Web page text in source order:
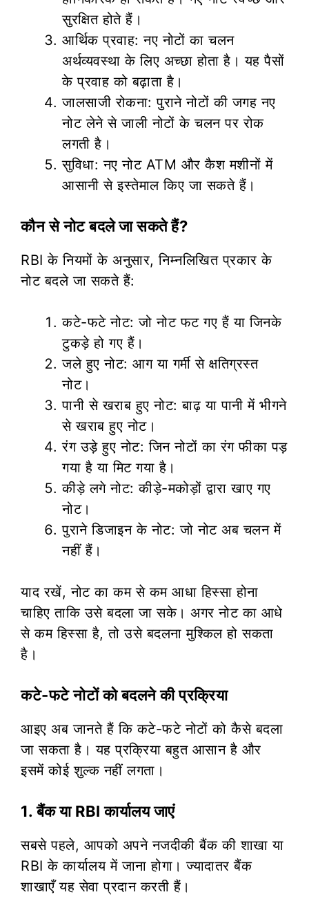
सुरक्षित होते हैं।
आर्थिक प्रवाह: नए नोटों का चलन
अर्थव्यवस्था के लिए अच्छा होता है। यह पैसों
के प्रवाह को बढ़ाता है।
जालसाजी रोकना: पुराने नोटों की जगह नए
नोट लेने से जाली नोटों के चलन पर रोक
लगती है।
सुविधा: नए नोट ATM और कैश मशीनों में
आसानी से इस्तेमाल किए जा सकते हैं।
कौन से नोट बदले जा सकते हैं?
RBI के नियमों के अनुसार, निम्नलिखित प्रकार के
नोट बदले जा सकते हैं:
कटे-फटे नोट: जो नोट फट गए हैं या जिनके
टुकड़े हो गए हैं।
जले हुए नोट: आग या गर्मी से क्षतिग्रस्त
नोट।
पानी से खराब हुए नोट: बाढ़ या पानी में भीगने
से खराब हुए नोट।
रंग उड़े हुए नोट: जिन नोटों का रंग फीका पड़
गया है या मिट गया है।
कीड़े लगे नोट: कीड़े-मकोड़ों द्वारा खाए गए
नोट।
पुराने डिजाइन के नोट: जो नोट अब चलन में
नहीं हैं।
याद रखें, नोट का कम से कम आधा हिस्सा होना
चाहिए ताकि उसे बदला जा सके। अगर नोट का आधे
से कम हिस्सा है, तो उसे बदलना मुश्किल हो सकता
है।
कटे-फटे नोटों को बदलने की प्रक्रिया
आइए अब जानते हैं कि कटे-फटे नोटों को कैसे बदला
जा सकता है। यह प्रक्रिया बहुत आसान है और
इसमें कोई शुल्क नहीं लगता।
1. बैंक या RBI कार्यालय जाएं
सबसे पहले, आपको अपने नजदीकी बैंक की शाखा या
RBI के कार्यालय में जाना होगा। ज्यादातर बैंक
शाखाएँ यह सेवा प्रदान करती हैं।